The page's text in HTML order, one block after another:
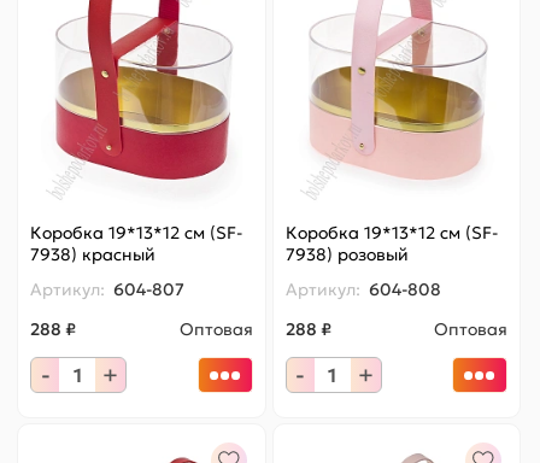
Коробка 19*13*12 см (SF-
7938) красный
Артикул: 604-807
288 ₽
Оптовая
- +
Коробка 19*13*12 см (SF-
7938) розовый
Артикул: 604-808
288 ₽
Оптовая
- +